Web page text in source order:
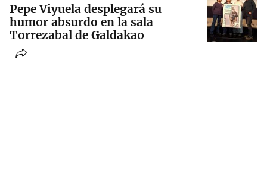
Pepe Viyuela desplegará su
humor absurdo en la sala
Torrezabal de Galdakao